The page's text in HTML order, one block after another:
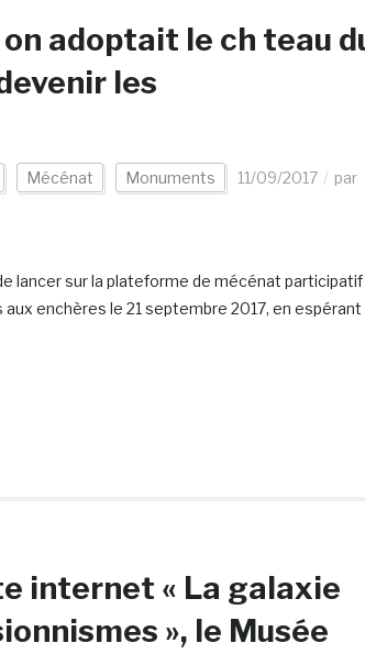
adoptait le ch teau
les
Mécénat Monuments 11/09/2017
par
lancer sur la plateforme de mécénat participatif
enchères le 21 septembre 2017, en espérant
internet « La galaxie
», le Musée